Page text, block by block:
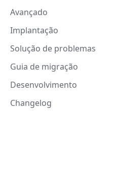
Avançado
Implantação
Solução de problemas
Guia de migração
Desenvolvimento
Changelog